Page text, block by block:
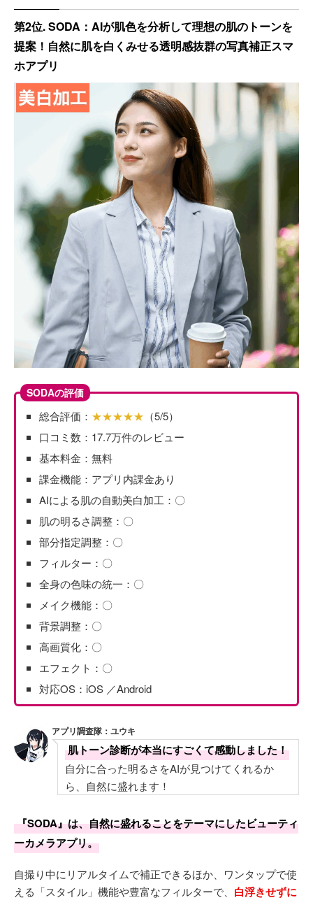
第2位. SODA：AIが肌色を分析して理想の肌のトーンを
提案！自然に肌を白くみせる透明感抜群の写真補正スマ
ホアプリ
SODAの評価
総合評価： ★★★★★ （5/5）
口コミ数：17.7万件のレビュー
基本料金：無料
課金機能：アプリ内課金あり
AIによる肌の自動美白加工：〇
肌の明るさ調整：〇
部分指定調整：〇
フィルター：〇
全身の色味の統一：〇
メイク機能：〇
背景調整：〇
高画質化：〇
エフェクト：〇
対応OS：iOS ／Android
アプリ調査隊：ユウキ
肌トーン診断が本当にすごくて感動しました！
自分に合った明るさをAIが見つけてくれるか
ら、自然に盛れます！
『SODA』は、自然に盛れることをテーマにしたビューティ
ーカメラアプリ。
自撮り中にリアルタイムで補正できるほか、ワンタップで使
える「スタイル」機能や豊富なフィルターで、 白浮きせずに